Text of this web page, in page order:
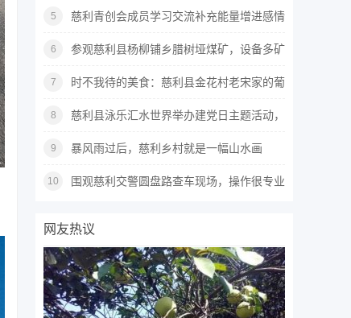
大会现场
5
慈利青创会成员学习交流补充能量增进感情
活动图文实录
6
参观慈利县杨柳铺乡腊树垭煤矿，设备多矿
工少建筑很破败
7
时不我待的美食：慈利县金花村老宋家的葡
萄快要过霸了~
8
慈利县泳乐汇水世界举办建党日主题活动，
正式开门迎客！
9 暴风雨过后，慈利乡村就是一幅山水画
10
围观慈利交警圆盘路查车现场，操作很专业
网友热议